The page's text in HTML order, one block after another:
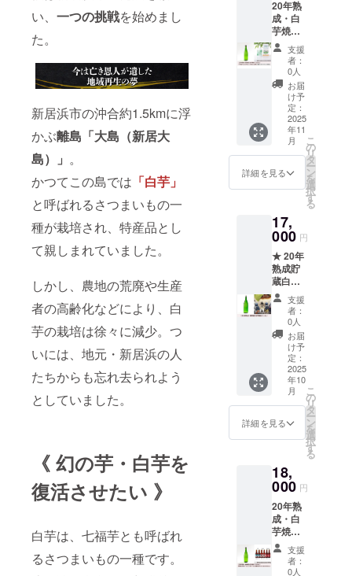
い、 一つの挑戦を始めまし
た。
新居浜市の沖合約1.5kmに浮
かぶ離島「大島（新居大
島）」 。
かつてこの島では 「白芋」
と呼ばれるさつまいもの一
種が栽培され、特産品とし
て親しまれていました。
しかし、農地の荒廃や生産
者の高齢化などにより、白
芋の栽培は徐々に減少。つ
いには、地元・新居浜の人
たちからも忘れ去られよう
としていました。
《 幻の芋・白芋を
復活させたい 》
白芋は、七福芋とも呼ばれ
るさつまいもの一種です。
必ず備
考欄に
掲載を
希望さ
れるお
名前を
ご記入
くださ
い）
※20歳未
満の者
による
法令で
禁止さ
20歳未
満の方
はこの
リター
ンを選
択でき
ません
10ml×5
本を
セット
でお届
けしま
す。 ※
以下特
典 ・20
年振り
返り年
表 ・
ミュー
ジシャ
ンだっ
音源
（メー
ダウン
ロード
URLを
記載い
たしま
す） ・
親子二
代物語
の動画5
（メー
ルにて
覧サイ
トの限
いたし
ます）
・ 七福
芋本舗
HPに支
援者氏
名（ペ
ンネー
然派入
浴剤）
20年熟
成され
た白芋
焼酎
720mL
瓶と、
新居浜
生まれ
の大人
気自然
派入浴
剤・ク
「あら
いは
ま」の
ペット
版希釈
用原液
10ml×5
本を
セット
でお届
けしま
す。 ※
以下特
典 ・20
年振り
返り年
表 ・
た故・
白石徹
さん歌
音源
（メー
ルにて
ダウン
ロード
20年熟
成・白
芋焼酎
（720m
L/瓶詰
め）＆
クマ笹
バス
エッセ
ンス
「あら
いは
ま」美
容バス
エッセ
ンス
（自然
派入浴
剤） 20
年熟成
された
白芋焼
酎
720mL
瓶と、
新居浜
生まれ
の大人
気自然
派入浴
剤・ク
マ笹バ
スエッ
ま」美
容バス
エッセ
ンス
400ml×
5本を
セット
でお届
けしま
支援
者：
0人
お届
け予
定：
2025
年11
月
詳細を見る
こ
の
リ
タ
ー
ン
を
選
択
す
る
17,
000 円
★ 20年
熟成貯
蔵白芋
焼酎
（1.8L
量り売
り・瓶
詰め）
（送料
込み）
※以下特
典 ・20
年振り
返り年
表 ・
ミュー
ンだっ
た故・
白石徹
さん歌
音源
（メー
ルにて
ダウン
ロード
支援
者：
0人
お届
け予
定：
2025
年10
月
詳細を見る
こ
の
リ
タ
ー
ン
を
選
択
す
る
18,
000 円
20年熟
成・白
芋焼酎
（720m
L/瓶詰
め）＆
支援
者：
0人